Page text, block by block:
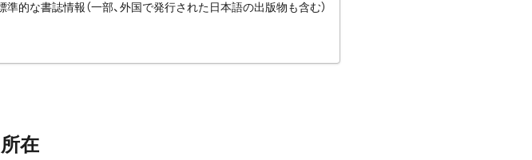
的な書誌情報（一部、外国で発行された日本語の出版物も含む）
所在